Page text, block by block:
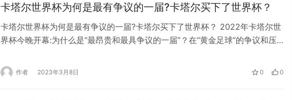
卡塔尔世界杯为何是最有争议的一届?卡塔尔买下了世界杯？
卡塔尔世界杯为何是最有争议的一届?卡塔尔买下了世界杯？ 2022年卡塔尔世
界杯今晚开幕:为什么是“最昂贵和最具争议的一届”？在“黄金足球”的争议和压
次在北半球的冬天举行，也是“最贵的一届”。据一些媒体评估，卡塔尔在这方
面的投资约为3000亿美元。2022年世界杯开幕前不到一周，宣布卡塔尔获…
作者 2023年3月8日 0 0